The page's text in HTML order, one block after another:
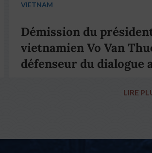
VIETNAM
Démission du
vietnamien Vo Van
défenseur du dialogue
LIRE